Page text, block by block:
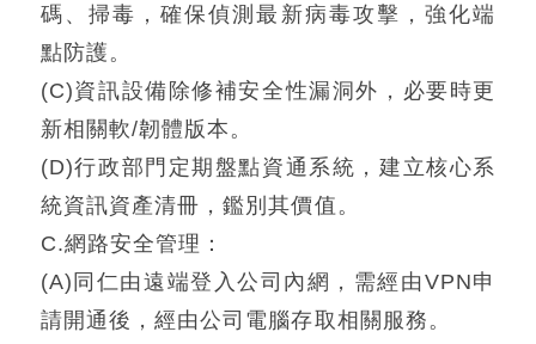
碼、掃毒，確保偵測最新病毒攻擊，強化端
點防護。
(C)資訊設備除修補安全性漏洞外，必要時更
新相關軟/韌體版本。
(D)行政部門定期盤點資通系統，建立核心系
統資訊資產清冊，鑑別其價值。
C.網路安全管理：
(A)同仁由遠端登入公司內網，需經由VPN申
請開通後，經由公司電腦存取相關服務。